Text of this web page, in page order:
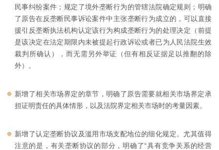
民事纠纷案件；规定了境外垄断行为的管辖法院确定规则；明确
了原告在反垄断民事诉讼案件中主张垄断行为成立的，可以直接
援引反垄断执法机构认定该行为构成垄断行为的处理决定（前提
是该决定在法定期限内未被提起行政诉讼或者已为人民法院生效
裁判所确认），而无需另外举证（但有相反证据足以推翻的除
外）。
新增了相关市场界定的章节，明确了原告需要就相关市场界定承
担证明责任的具体情形，以及法院界定相关市场时的考量因素。
新增了认定垄断协议及滥用市场支配地位的细化规定。尤其值得
注意的是，有关垄断协议的部分，明确了“具有竞争关系的经营